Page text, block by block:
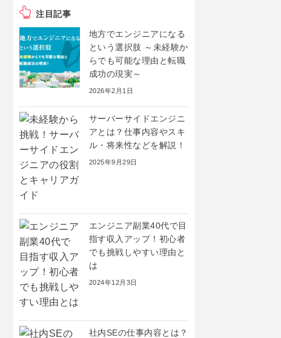
注目記事
地方でエンジニアになる
という選択肢 ～未経験か
らでも可能な理由と転職
成功の現実～
2026年2月1日
サーバーサイドエンジニ
アとは？仕事内容やスキ
ル・将来性などを解説！
2025年9月29日
エンジニア副業40代で目
指す収入アップ！初心者
でも挑戦しやすい理由と
は
2024年12月3日
社内SEの仕事内容とは？